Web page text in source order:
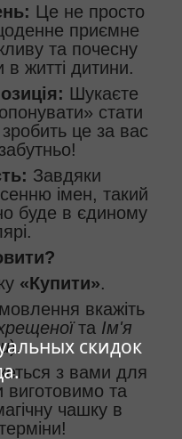
скидок
Це не просто
приємне
та почесну
житті дитини.
Шукаєте
стати
це за вас
Завдяки
імен, такий
буде в єдиному
«Купити».
вкажіть
та Ім'я
).
з вами для
виготовимо та
чашку в